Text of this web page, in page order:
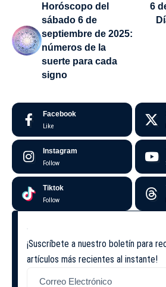
Horóscopo del
sábado 6 de
septiembre de 2025:
números de la
suerte para cada
signo
6
Facebook
Like
Instagram
Follow
Tiktok
Follow
¡Suscríbete a nuestro boletín para
artículos más recientes al instante!